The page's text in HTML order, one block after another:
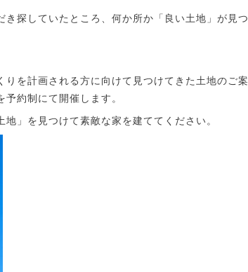
探していたところ、何か所か「良い土地」が見つ
を計画される方に向けて見つけてきた土地のご案
約制にて開催します。
」を見つけて素敵な家を建ててください。